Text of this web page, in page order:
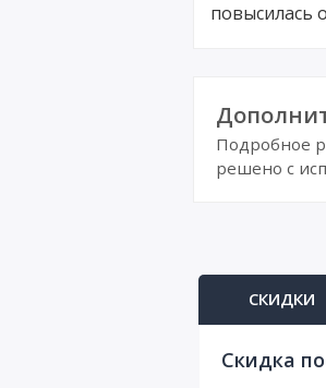
повысилась
Подробное
решено с
СКИДКИ
Cкидка